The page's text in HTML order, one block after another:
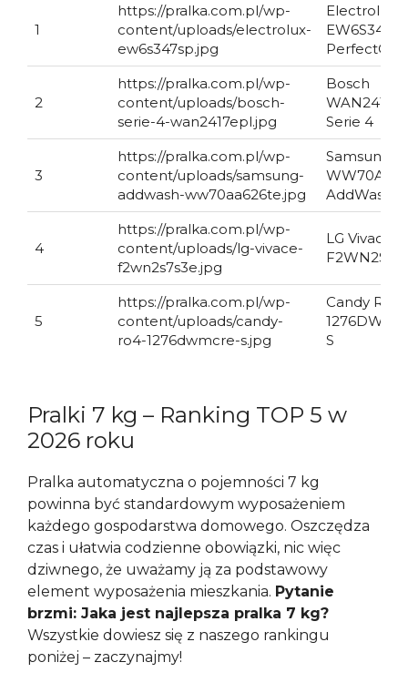
1
https://pralka.com.pl/wp-
content/uploads/electrolux-
ew6s347sp.jpg
Electrolux
2
https://pralka.com.pl/wp-
content/uploads/bosch-
serie-4-wan2417epl.jpg
Bosch
Serie 4
3
https://pralka.com.pl/wp-
content/uploads/samsung-
addwash-ww70aa626te.jpg
Samsung
AddWash
4
https://pralka.com.pl/wp-
content/uploads/lg-vivace-
f2wn2s7s3e.jpg
LG Vivace
5
https://pralka.com.pl/wp-
content/uploads/candy-
ro4-1276dwmcre-s.jpg
Candy RO4
S
Pralki 7 kg – Ranking TOP 5 w
2026 roku
Pralka automatyczna o pojemności 7 kg
powinna być standardowym wyposażeniem
każdego gospodarstwa domowego. Oszczędza
czas i ułatwia codzienne obowiązki, nic więc
dziwnego, że uważamy ją za podstawowy
element wyposażenia mieszkania. Pytanie
brzmi: Jaka jest najlepsza pralka 7 kg?
Wszystkie dowiesz się z naszego rankingu
poniżej – zaczynajmy!